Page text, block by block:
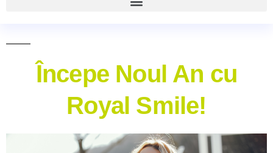
Începe Noul An cu
Royal Smile!